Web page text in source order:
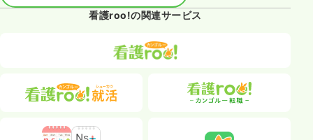
看護roo!の関連サービス